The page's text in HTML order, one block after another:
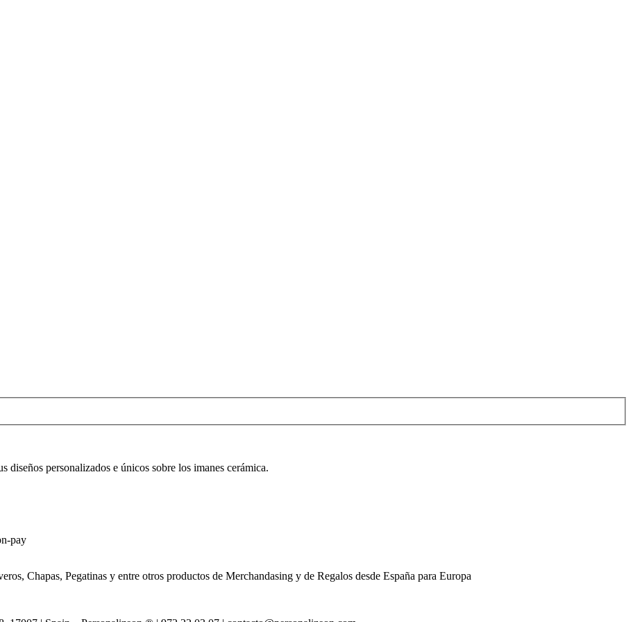
diseños personalizados e únicos sobre los imanes cerámica.
pay
Chapas, Pegatinas y entre otros productos de Merchandasing y de Regalos desde España para Europa